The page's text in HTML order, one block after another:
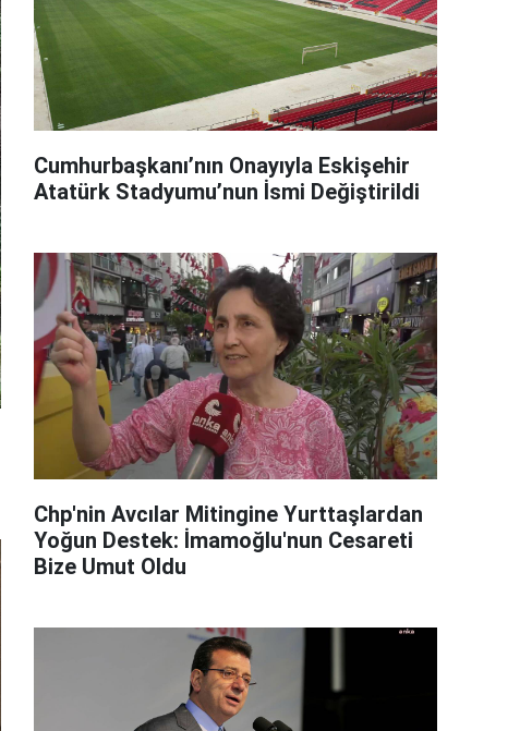
Cumhurbaşkanı’nın Onayıyla Eskişehir
Atatürk Stadyumu’nun İsmi Değiştirildi
Chp'nin Avcılar Mitingine Yurttaşlardan
Yoğun Destek: İmamoğlu'nun Cesareti
Bize Umut Oldu